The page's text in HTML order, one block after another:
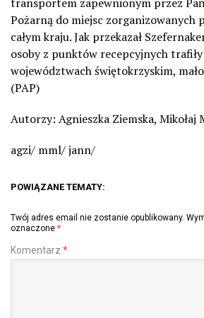
Pożarną do miejsc zorganizowanych
całym kraju. Jak przekazał
osoby z punktów recepcyjnych
województwach świętokrzyskim,
(PAP)
Autorzy: Agnieszka Ziemska, Mikołaj
agzi/ mml/ jann/
POWIĄZANE TEMATY:
Twój adres email nie zostanie opublikowany.
oznaczone *
Komentarz *